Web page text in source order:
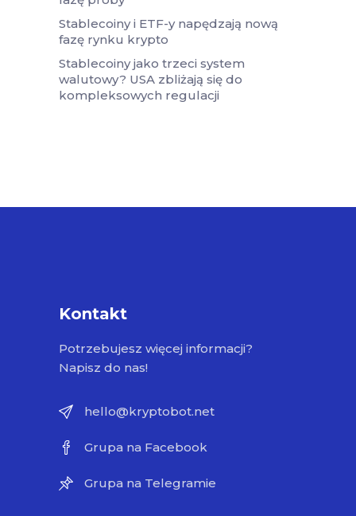
Stablecoiny i ETF-y napędzają nową
fazę rynku krypto
Stablecoiny jako trzeci system
walutowy? USA zbliżają się do
kompleksowych regulacji
Kontakt
Potrzebujesz więcej informacji?
Napisz do nas!
hello@kryptobot.net
Grupa na Facebook
Grupa na Telegramie